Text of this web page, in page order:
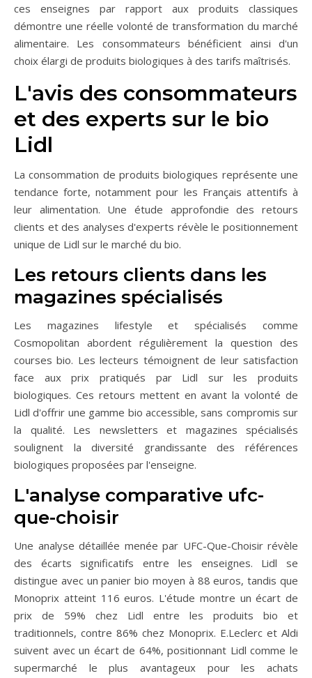
ces enseignes par rapport aux produits classiques
démontre une réelle volonté de transformation du marché
alimentaire. Les consommateurs bénéficient ainsi d'un
choix élargi de produits biologiques à des tarifs maîtrisés.
L'avis des consommateurs
et des experts sur le bio
Lidl
La consommation de produits biologiques représente une
tendance forte, notamment pour les Français attentifs à
leur alimentation. Une étude approfondie des retours
clients et des analyses d'experts révèle le positionnement
unique de Lidl sur le marché du bio.
Les retours clients dans les
magazines spécialisés
Les magazines lifestyle et spécialisés comme
Cosmopolitan abordent régulièrement la question des
courses bio. Les lecteurs témoignent de leur satisfaction
face aux prix pratiqués par Lidl sur les produits
biologiques. Ces retours mettent en avant la volonté de
Lidl d'offrir une gamme bio accessible, sans compromis sur
la qualité. Les newsletters et magazines spécialisés
soulignent la diversité grandissante des références
biologiques proposées par l'enseigne.
L'analyse comparative ufc-
que-choisir
Une analyse détaillée menée par UFC-Que-Choisir révèle
des écarts significatifs entre les enseignes. Lidl se
distingue avec un panier bio moyen à 88 euros, tandis que
Monoprix atteint 116 euros. L'étude montre un écart de
prix de 59% chez Lidl entre les produits bio et
traditionnels, contre 86% chez Monoprix. E.Leclerc et Aldi
suivent avec un écart de 64%, positionnant Lidl comme le
supermarché le plus avantageux pour les achats